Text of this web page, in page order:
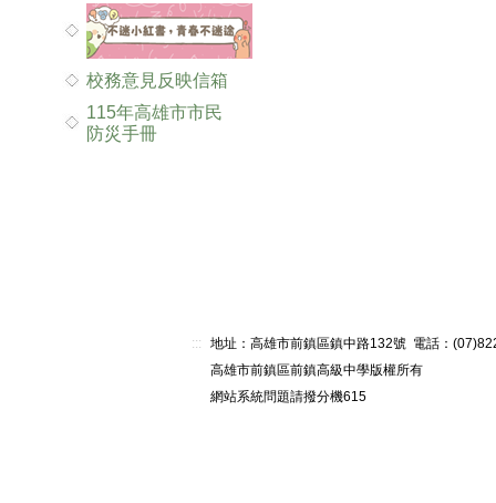
校務意見反映信箱
115年高雄市市民
防災手冊
:::
地址：高雄市前鎮區鎮中路132號 電話：
高雄市前鎮區前鎮高級中學版權所有
網站系統問題請撥分機615